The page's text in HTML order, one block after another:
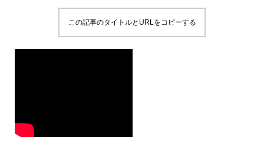
この記事のタイトルとURLをコピーする